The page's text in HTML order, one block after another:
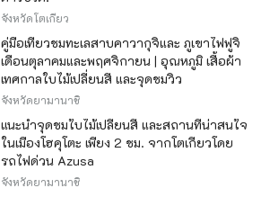
จังหวัดโตเกียว
คู่มือเที่ยวชมทะเลสาบคาวากุจิและ ภูเขาไฟฟูจิ
เดือนตุลาคมและพฤศจิกายน | อุณหภูมิ เสื้อผ้า
เทศกาลใบไม้เปลี่ยนสี และจุดชมวิว
จังหวัดยามานาชิ
แนะนำจุดชมใบไม้เปลี่ยนสี และสถานที่น่าสนใจ
ในเมืองโฮคุโตะ เพียง 2 ชม. จากโตเกียวโดย
รถไฟด่วน Azusa
จังหวัดยามานาชิ